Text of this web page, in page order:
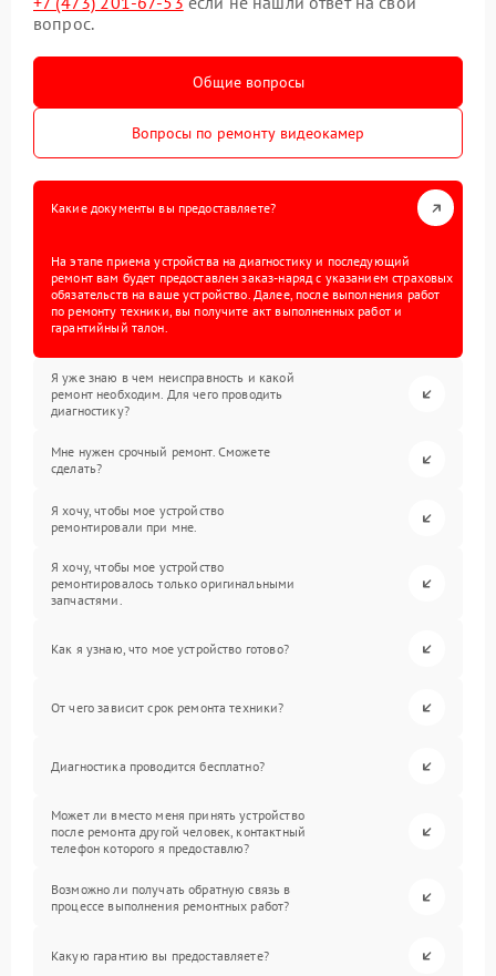
вопрос.
Общие вопросы
Вопросы по ремонту видеокамер
Какие документы вы предоставляете?
На этапе приема устройства на диагностику и последующий
ремонт вам будет предоставлен заказ-наряд с указанием страховых
обязательств на ваше устройство. Далее, после выполнения работ
по ремонту техники, вы получите акт выполненных работ и
гарантийный талон.
Я уже знаю в чем неисправность и какой
ремонт необходим. Для чего проводить
диагностику?
Мне нужен срочный ремонт. Сможете
сделать?
Я хочу, чтобы мое устройство
ремонтировали при мне.
Я хочу, чтобы мое устройство
ремонтировалось только оригинальными
запчастями.
Как я узнаю, что мое устройство готово?
От чего зависит срок ремонта техники?
Диагностика проводится бесплатно?
Может ли вместо меня принять устройство
после ремонта другой человек, контактный
телефон которого я предоставлю?
Возможно ли получать обратную связь в
процессе выполнения ремонтных работ?
Какую гарантию вы предоставляете?